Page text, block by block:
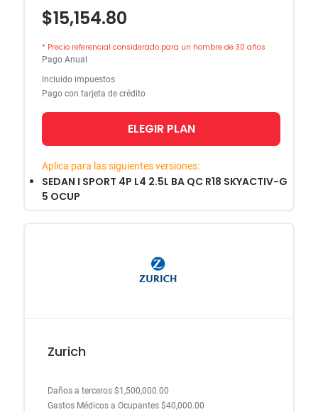
$15,154.80
* Precio referencial considerado para un hombre de 30 años
Pago Anual
Incluido impuestos
Pago con tarjeta de crédito
ELEGIR PLAN
Aplica para las siguientes versiones:
SEDAN I SPORT 4P L4 2.5L BA QC R18 SKYACTIV-G
5 OCUP
Zurich
Daños a terceros $1,500,000.00
Gastos Médicos a Ocupantes $40,000.00